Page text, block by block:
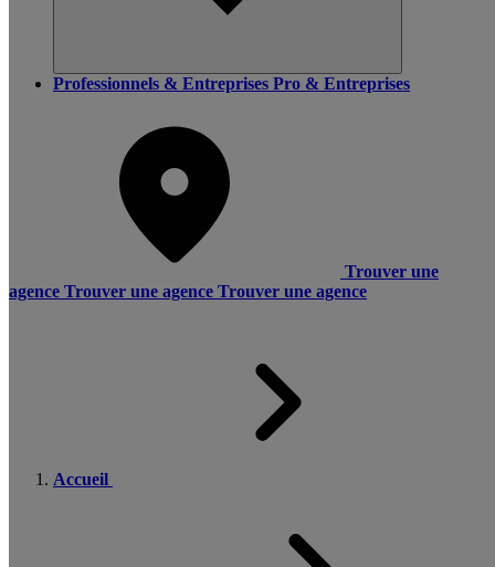
Professionnels & Entreprises Pro & Entreprises
Trouver une
agence Trouver une agence Trouver une agence
Accueil